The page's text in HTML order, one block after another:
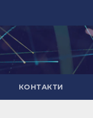
КОНТАКТИ